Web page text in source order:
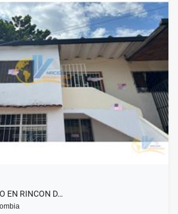
EN RINCON D…